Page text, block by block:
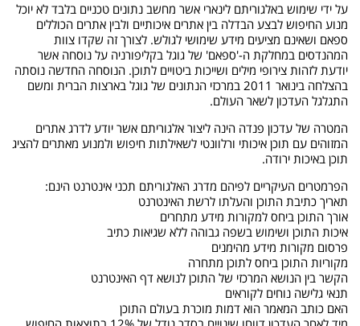
על ידי שימוש באלגוריתם לינארי אשר מחשב נתונים טכניים בלבד לא יוכל
מנוע החיפוש לבצע הבדלה בין אתרים איכותיים ולבין אתרים הכוללים
ספאם ושאינם מציעים מידע שימושי לגולש. לצורך זה שקדו צוות
המהנדסים במחלקת ה-'ספאם' של גוגל בקליפורניה על נוסחה אשר
יודעת לזהות צירופי מילים ושייכות ביטויים לתוכן. הנוסחה החדשה נוסתה
בהצלחה בינואר 2011 במרכזי הנתונים של גוגל בארצות הברית ומשם
התגלגל העדכון לשאר העולם.
המטרה של עדכון פנדה הינה ליצור אלגוריתם אשר יודע לדרג אתרים
המזוהים עם תוכן איכותי ורלוונטי לשאילתות חיפוש ולמנוע מאתרים להציג
תוכן באיכות ירודה.
הפרמטרים העיקריים לפיהם מדרג האלגוריתם תכני אינטרנט הינם:
תאריך כתיבת התוכן והעלתו לרשת האינטרנט
אורך התוכן ביחס למקורות מידע מתחרים
איכות התוכן ושימוש בשפה גבוהה ללא שגיאות כתיב
פרסום מקורות מידע מהימנים
מקוריות התוכן ביחס לתוכן מתחרה
הקשר בין הנושא המרכזי של התוכן לנושא דף האינטרנט
תנאי גלישה נוחים לקוראים
האם כותב המאמר הוא דמות מוכרת בעולם התוכן